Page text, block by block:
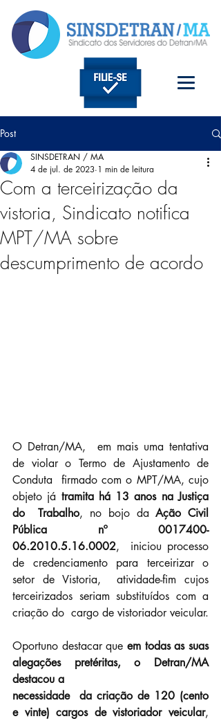
Post
Com a terceirização da
vistoria, Sindicato notifica
MPT/MA sobre
descumprimento de acordo
SINSDETRAN / MA
4 de jul. de 2023 1 min de leitura
O Detran/MA,  em mais uma tentativa
de violar o Termo de Ajustamento de
Conduta  firmado com o MPT/MA, cujo
objeto já tramita há 13 anos na Justiça
do  Trabalho, no bojo da Ação Civil
Pública nº 0017400-
06.2010.5.16.0002,  iniciou processo
de credenciamento para terceirizar o
setor de Vistoria,  atividade-fim cujos
terceirizados seriam substituídos com a
criação do  cargo de vistoriador veicular.
Oportuno destacar que em todas as suas
alegações pretéritas, o Detran/MA
destacou a
necessidade  da criação de 120 (cento
e vinte) cargos de vistoriador veicular,